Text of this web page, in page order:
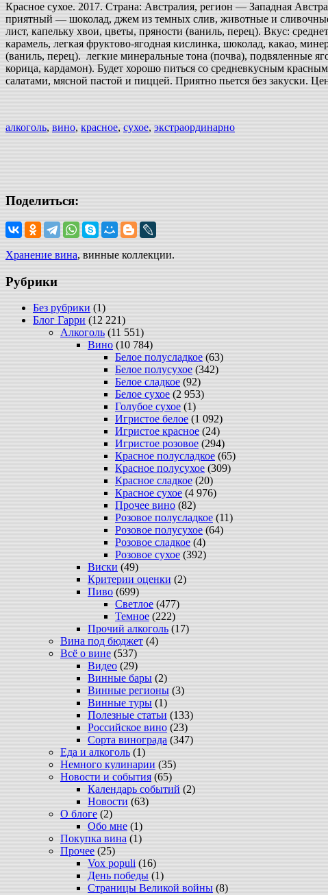
Красное сухое. 2017. Страна: Австралия, регион — Западная
приятный — шоколад, джем из темных слив, животные и
лист, капельку хвои, цветы, пряности (ваниль, перец). Вкус:
карамель, легкая фруктово-ягодная кислинка, шоколад, какао,
(ваниль, перец). легкие минеральные тона (почва), подвяленные
корица, кардамон). Будет хорошо питься со средневкусным
салатами, мясной пастой и пиццей. Приятно пьется без закуски.
алкоголь, вино, красное, сухое, экстраординарно
Поделиться:
Хранение вина, винные коллекции.
Рубрики
Без рубрики (1)
Блог Гарри (12 221)
Алкоголь (11 551)
Вино (10 784)
Белое полусладкое (63)
Белое полусухое (342)
Белое сладкое (92)
Белое сухое (2 953)
Голубое сухое (1)
Игристое белое (1 092)
Игристое красное (24)
Игристое розовое (294)
Красное полусладкое (65)
Красное полусухое (309)
Красное сладкое (20)
Красное сухое (4 976)
Прочее вино (82)
Розовое полусладкое (11)
Розовое полусухое (64)
Розовое сладкое (4)
Розовое сухое (392)
Виски (49)
Критерии оценки (2)
Пиво (699)
Светлое (477)
Темное (222)
Прочий алкоголь (17)
Вина под бюджет (4)
Всё о вине (537)
Видео (29)
Винные бары (2)
Винные регионы (3)
Винные туры (1)
Полезные статьи (133)
Российское вино (23)
Сорта винограда (347)
Еда и алкоголь (1)
Немного кулинарии (35)
Новости и события (65)
Календарь событий (2)
Новости (63)
О блоге (2)
Обо мне (1)
Покупка вина (1)
Прочее (25)
Vox populi (16)
День победы (1)
Страницы Великой войны (8)